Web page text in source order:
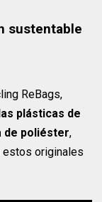
sustentable
ReBags,
plásticas de
de poliéster,
estos originales